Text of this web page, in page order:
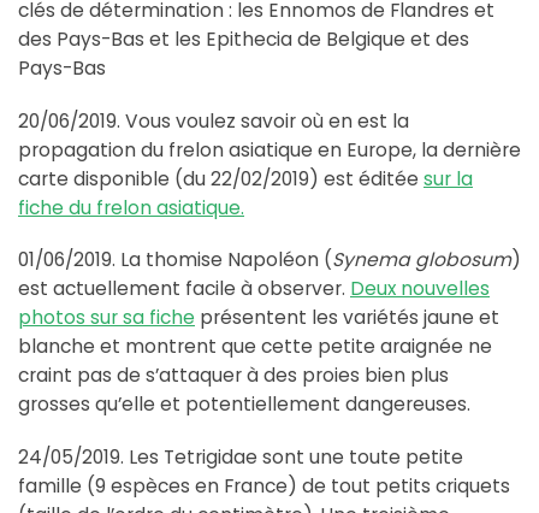
clés de détermination : les Ennomos de Flandres et
des Pays-Bas et les Epithecia de Belgique et des
Pays-Bas
20/06/2019. Vous voulez savoir où en est la
propagation du frelon asiatique en Europe, la dernière
carte disponible (du 22/02/2019) est éditée sur la
fiche du frelon asiatique.
01/06/2019. La thomise Napoléon (Synema globosum)
est actuellement facile à observer. Deux nouvelles
photos sur sa fiche présentent les variétés jaune et
blanche et montrent que cette petite araignée ne
craint pas de s’attaquer à des proies bien plus
grosses qu’elle et potentiellement dangereuses.
24/05/2019. Les Tetrigidae sont une toute petite
famille (9 espèces en France) de tout petits criquets